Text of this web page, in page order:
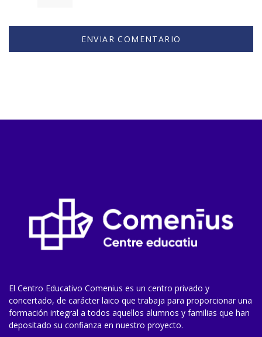
El Centro Educativo Comenius es un centro privado y
concertado, de carácter laico que trabaja para proporcionar una
formación integral a todos aquellos alumnos y familias que han
depositado su confianza en nuestro proyecto.